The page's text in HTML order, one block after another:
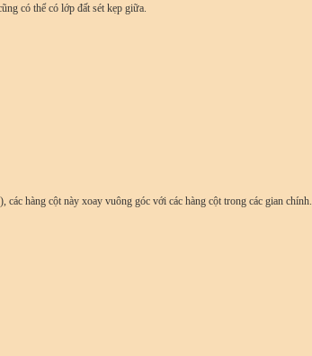
có thể có lớp đất sét kẹp giữa.
hàng cột này xoay vuông góc với các hàng cột trong các gian chính.